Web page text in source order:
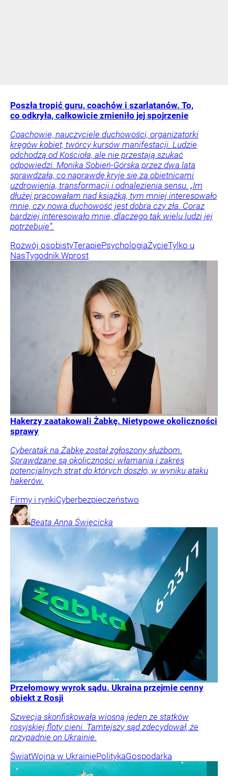
Poszła tropić guru, coachów i szarlatanów. To,
co odkryła, całkowicie zmieniło jej spojrzenie
Coachowie, nauczyciele duchowości, organizatorki
kręgów kobiet, twórcy kursów manifestacji. Ludzie
odchodzą od Kościoła, ale nie przestają szukać
odpowiedzi. Monika Sobień-Górska przez dwa lata
sprawdzała, co naprawdę kryje się za obietnicami
uzdrowienia, transformacji i odnalezienia sensu. „Im
dłużej pracowałam nad książką, tym mniej interesowało
mnie, czy nowa duchowość jest dobra czy zła. Coraz
bardziej interesowało mnie, dlaczego tak wielu ludzi jej
potrzebuje”.
Rozwój osobistyTerapiePsychologiaŻycieTylko u
NasTygodnik Wprost
Hakerzy zaatakowali Żabkę. Nietypowe okoliczności
sprawy
Cyberatak na Żabkę został zgłoszony służbom.
Sprawdzane są okoliczności włamania i zakres
potencjalnych strat do których doszło, w wyniku ataku
hakerów.
Firmy i rynkiCyberbezpieczeństwo
Beata Anna Święcicka
Przełomowy wyrok sądu. Ukraina przejmie cenny
obiekt z Rosji
Szwecja skonfiskowała wiosną jeden ze statków
rosyjskiej floty cieni. Tamtejszy sąd zdecydował, że
przypadnie on Ukrainie.
ŚwiatWojna w UkrainiePolitykaGospodarka